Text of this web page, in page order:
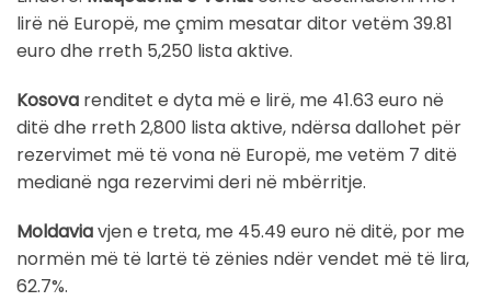
lirë në Europë, me çmim mesatar ditor vetëm 39.81
euro dhe rreth 5,250 lista aktive.
Kosova renditet e dyta më e lirë, me 41.63 euro në
ditë dhe rreth 2,800 lista aktive, ndërsa dallohet për
rezervimet më të vona në Europë, me vetëm 7 ditë
medianë nga rezervimi deri në mbërritje.
Moldaviavjen e treta, me 45.49 euro në ditë, por me
normën më të lartë të zënies ndër vendet më të lira,
62.7%.